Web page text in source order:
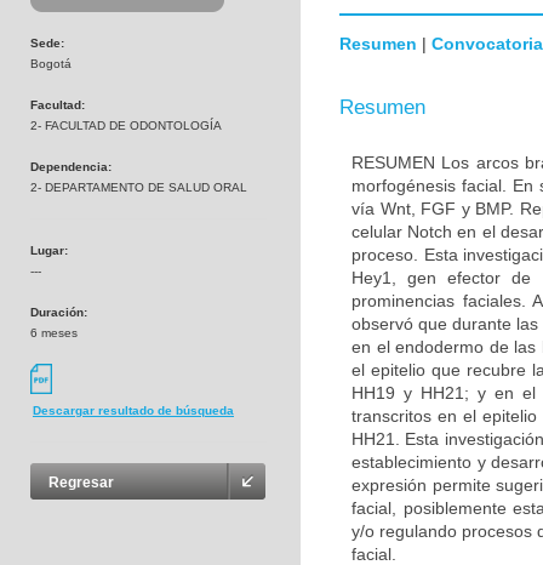
Sede:
Bogotá
Facultad:
2- FACULTAD DE ODONTOLOGÍA
Dependencia:
2- DEPARTAMENTO DE SALUD ORAL
Lugar:
---
Duración:
6 meses
Descargar resultado de búsqueda
Regresar
Resumen | Convocatoria
Resumen
RESUMEN Los arcos
morfogénesis facial. En
vía Wnt, FGF y BMP.
celular Notch en el
proceso. Esta
Hey1, gen efector
prominencias faciales.
observó que durante
en el endodermo de las
el epitelio que recubre
HH19 y HH21; y en el
transcritos en el
HH21. Esta
establecimiento y
expresión permite
facial, posiblemente
y/o regulando procesos
facial.